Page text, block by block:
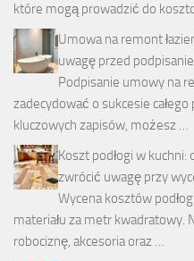
które mogą prowadzić do
Umowa na remont
uwagę przed
Podpisanie umowy na
zadecydować o sukcesie
kluczowych zapisów, możesz …
Koszt podłogi w
zwrócić uwagę przy
Wycena kosztów
materiału za metr kwadratowy.
robociznę, akcesoria oraz …